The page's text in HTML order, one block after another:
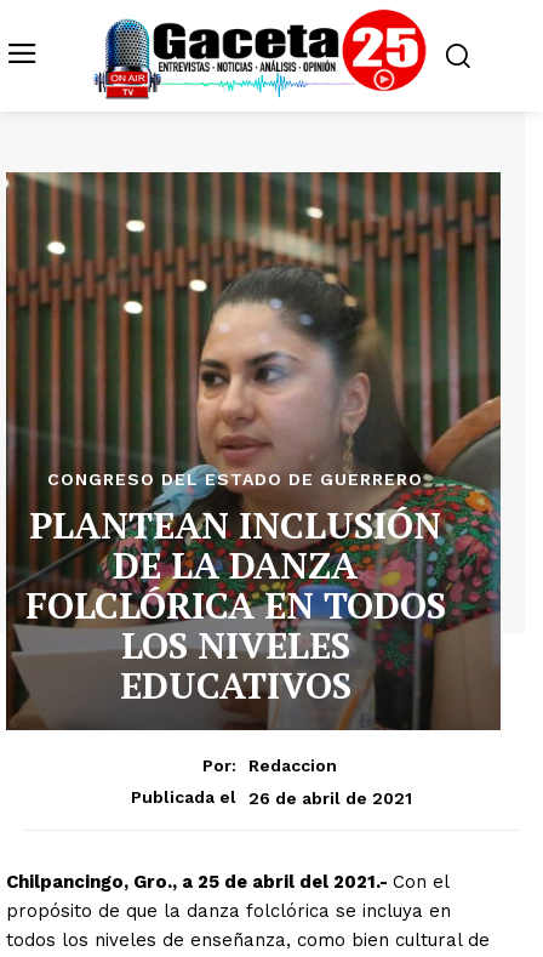
CONGRESO DEL ESTADO DE GUERRERO
PLANTEAN INCLUSIÓN
DE LA DANZA
FOLCLÓRICA EN TODOS
LOS NIVELES
EDUCATIVOS
Por:
Redaccion
Publicada el
26 de abril de 2021
Chilpancingo, Gro., a 25 de abril del 2021.- Con el
propósito de que la danza folclórica se incluya en
todos los niveles de enseñanza, como bien cultural de